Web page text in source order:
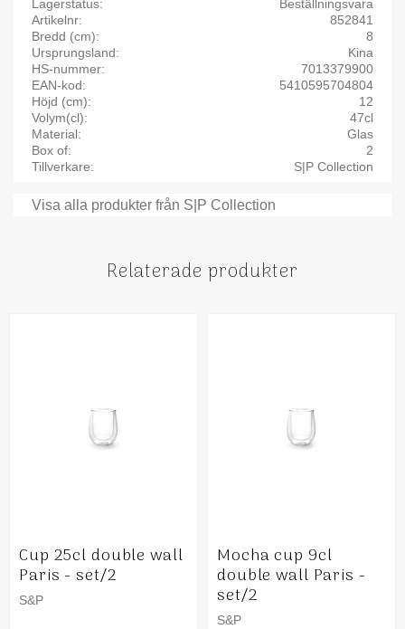
Lagerstatus
Beställningsvara
Artikelnr
852841
Bredd (cm)
8
Ursprungsland
Kina
HS-nummer
7013379900
EAN-kod
5410595704804
Höjd (cm)
12
Volym(cl)
47cl
Material
Glas
Box of
2
Tillverkare
S|P Collection
Visa alla produkter från S|P Collection
Relaterade produkter
Cup 25cl double wall
Paris - set/2
S&P
Mocha cup 9cl
double wall Paris -
set/2
S&P